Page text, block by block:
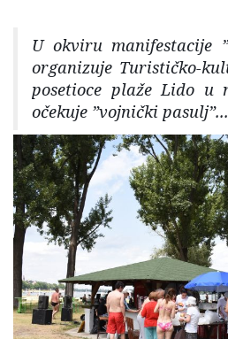
U okviru manifestacije
organizuje Turističko-
posetioce plaže Lido u
očekuje ”vojnički pasulj”...